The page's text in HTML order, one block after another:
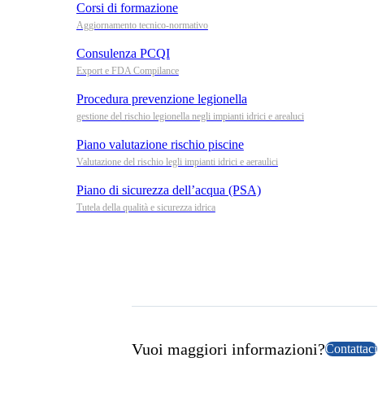
Corsi di formazione
Aggiornamento tecnico-normativo
Consulenza PCQI
Export e FDA Compilance
Procedura prevenzione legionella
gestione del rischio legionella negli impianti idrici e arealuci
Piano valutazione rischio piscine
Valutazione del rischio legli impianti idrici e aeraulici
Piano di sicurezza dell’acqua (PSA)
Tutela della qualità e sicurezza idrica
Vuoi maggiori informazioni?Contattaci